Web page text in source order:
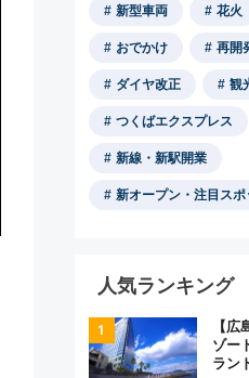
新型車両 花火
おでかけ 再開
ダイヤ改正 観
つくばエクスプレス
新線・新駅開業
新オープン・注目スポ
人気ランキング
【
ゾー
ラン